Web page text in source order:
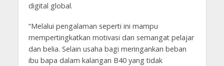
digital global.
“Melalui pengalaman seperti ini mampu
mempertingkatkan motivasi dan semangat pelajar
dan belia. Selain usaha bagi meringankan beban
ibu bapa dalam kalangan B40 yang tidak